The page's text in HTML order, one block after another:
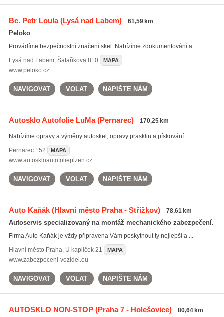
Bc. Petr Loula(Lysá nad Labem) 61,59 km
Peloko
Provádíme bezpečnostní značení skel. Nabízíme zdokumentování a ...
Lysá nad Labem, Šafaříkova 810 MAPA
www.peloko.cz
NAVIGOVAT VOLAT NAPIŠTE NÁM
Autosklo Autofolie LuMa(Pernarec) 170,25 km
Nabízíme opravy a výměny autoskel, opravy prasklin a pískování ...
Pernarec152 MAPA
www.autoskloautofolieplzen.cz
NAVIGOVAT VOLAT NAPIŠTE NÁM
Auto Kaňák(Hlavní město Praha - Střížkov) 78,61 km
Autoservis specializovaný na montáž mechanického zabezpečení.
Firma Auto Kaňák je vždy připravena Vám poskytnout ty nejlepší a ...
Hlavní město Praha, U kapliček 21 MAPA
www.zabezpeceni-vozidel.eu
NAVIGOVAT VOLAT NAPIŠTE NÁM
AUTOSKLO NON-STOP(Praha 7 - Holešovice) 80,64 km